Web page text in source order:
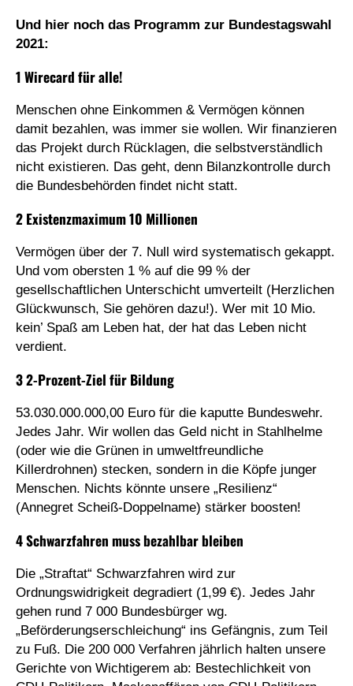
Und hier noch das Programm zur Bundestagswahl
2021:
1 Wirecard für alle!
Menschen ohne Einkommen & Vermögen können
damit bezahlen, was immer sie wollen. Wir finanzieren
das Projekt durch Rücklagen, die selbstverständlich
nicht existieren. Das geht, denn Bilanzkontrolle durch
die Bundesbehörden findet nicht statt.
2 Existenzmaximum 10 Millionen
Vermögen über der 7. Null wird systematisch gekappt.
Und vom obersten 1 % auf die 99 % der
gesellschaftlichen Unterschicht umverteilt (Herzlichen
Glückwunsch, Sie gehören dazu!). Wer mit 10 Mio.
kein’ Spaß am Leben hat, der hat das Leben nicht
verdient.
3 2-Prozent-Ziel für Bildung
53.030.000.000,00 Euro für die kaputte Bundeswehr.
Jedes Jahr. Wir wollen das Geld nicht in Stahlhelme
(oder wie die Grünen in umweltfreundliche
Killerdrohnen) stecken, sondern in die Köpfe junger
Menschen. Nichts könnte unsere „Resilienz“
(Annegret Scheiß-Doppelname) stärker boosten!
4 Schwarzfahren muss bezahlbar bleiben
Die „Straftat“ Schwarzfahren wird zur
Ordnungswidrigkeit degradiert (1,99 €). Jedes Jahr
gehen rund 7 000 Bundesbürger wg.
„Beförderungserschleichung“ ins Gefängnis, zum Teil
zu Fuß. Die 200 000 Verfahren jährlich halten unsere
Gerichte von Wichtigerem ab: Bestechlichkeit von